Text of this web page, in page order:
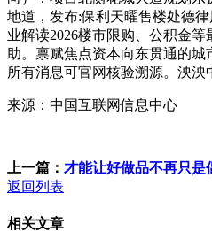
地道，发布:保利天曜售楼处德
业解读2026楼市限购、公积金
助。禀赋焦点资本向东贯通的
所有消息可官网核验溯源。泱泱
来源：中国互联网信息中心
上一篇： 才能让好做品不再只是
返回列表
相关文章